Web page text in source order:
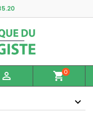
 shopping_cart0
×
×
×
des produits
Connexion